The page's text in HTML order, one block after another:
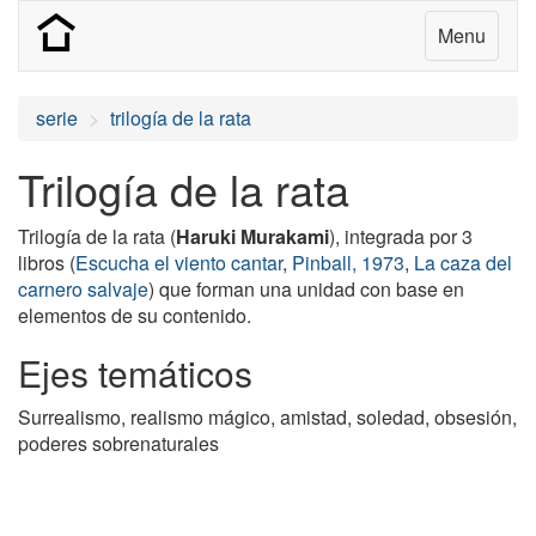
Menu
serie trilogía de la rata
Trilogía de la rata
Trilogía de la rata (Haruki Murakami), integrada por 3
libros (Escucha el viento cantar, Pinball, 1973, La caza del
carnero salvaje) que forman una unidad con base en
elementos de su contenido.
Ejes temáticos
Surrealismo, realismo mágico, amistad, soledad, obsesión,
poderes sobrenaturales